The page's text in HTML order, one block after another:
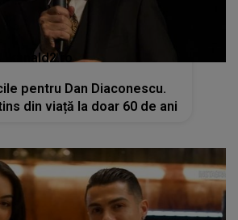
kanald2.ro
pentru Dan Diaconescu.
din viață la doar 60 de ani